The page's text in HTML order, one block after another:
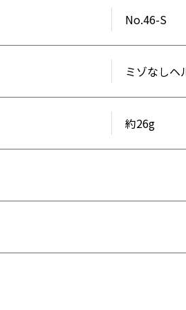
No.46-S
ミゾなしヘ
約26g